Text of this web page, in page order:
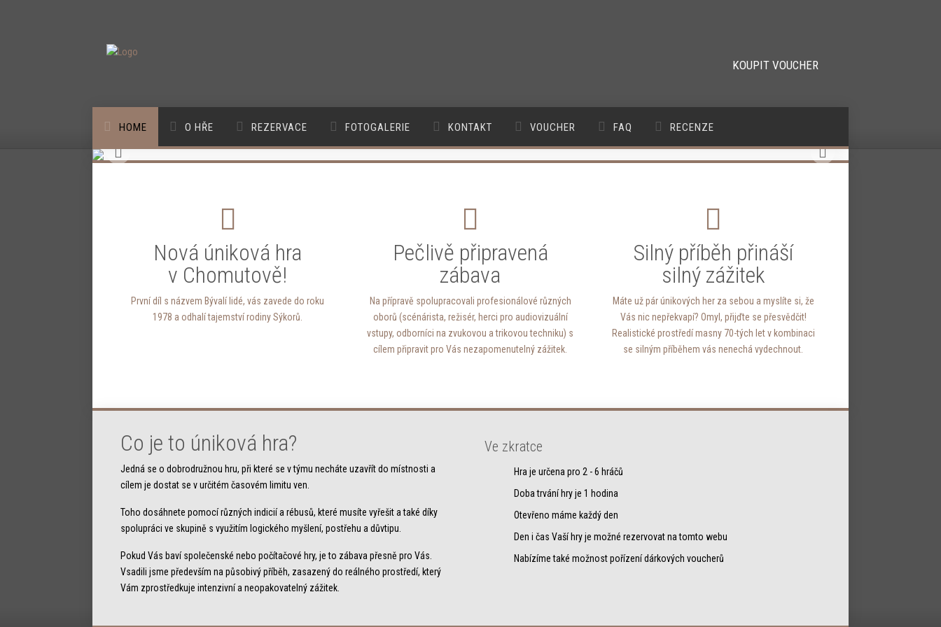
KOUPIT VOUCHER
HOME O HŘE REZERVACE FOTOGALERIE KONTAKT VOUCHER FAQ RECENZE
Nová úniková hra
v Chomutově!
První díl s názvem Bývalí lidé, vás zavede do roku
1978 a odhalí tajemství rodiny Sýkorů.
Pečlivě připravená
zábava
Na přípravě spolupracovali profesionálové různých
oborů (scénárista, režisér, herci pro audiovizuální
vstupy, odborníci na zvukovou a trikovou techniku) s
cílem připravit pro Vás nezapomenutelný zážitek.
Silný příběh přináší
silný zážitek
Máte už pár únikových her za sebou a myslíte si, že
Vás nic nepřekvapí? Omyl, přijďte se přesvědčit!
Realistické prostředí masny 70-tých let v kombinaci
se silným příběhem vás nenechá vydechnout.
Co je to úniková hra?
Jedná se o dobrodružnou hru, při které se v týmu necháte uzavřít do místnosti a
cílem je dostat se v určitém časovém limitu ven.
Toho dosáhnete pomocí různých indicií a rébusů, které musíte vyřešit a také díky
spolupráci ve skupině s využitím logického myšlení, postřehu a důvtipu.
Pokud Vás baví společenské nebo počítačové hry, je to zábava přesně pro Vás.
Vsadili jsme především na působivý příběh, zasazený do reálného prostředí, který
Vám zprostředkuje intenzivní a neopakovatelný zážitek.
Ve zkratce
Hra je určena pro 2 - 6 hráčů
Doba trvání hry je 1 hodina
Otevřeno máme každý den
Den i čas Vaší hry je možné rezervovat na tomto webu
Nabízíme také možnost pořízení dárkových voucherů